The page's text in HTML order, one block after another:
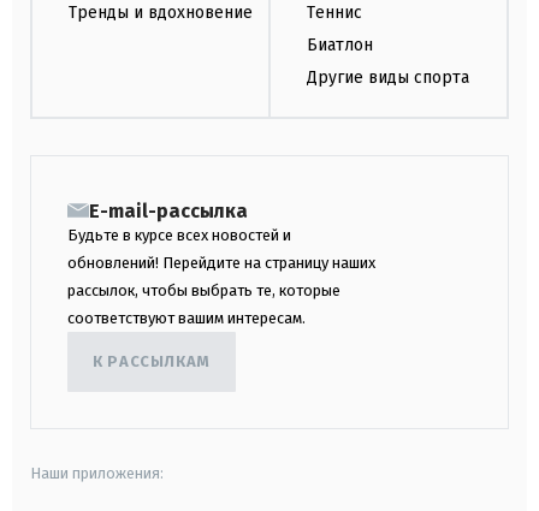
Тренды и вдохновение
Теннис
Биатлон
Другие виды спорта
E-mail-рассылка
Будьте в курсе всех новостей и
обновлений! Перейдите на страницу наших
рассылок, чтобы выбрать те, которые
соответствуют вашим интересам.
К РАССЫЛКАМ
Наши приложения: